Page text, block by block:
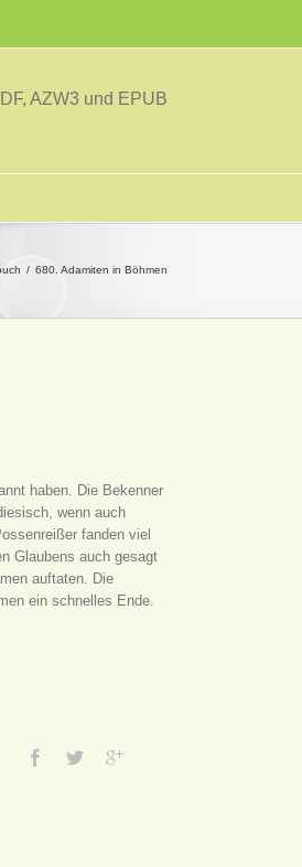
AZW3 und EPUB
680. Adamiten in Böhmen
haben. Die Bekenner
wenn auch
fanden viel
Glaubens auch gesagt
auftaten. Die
ein schnelles Ende.